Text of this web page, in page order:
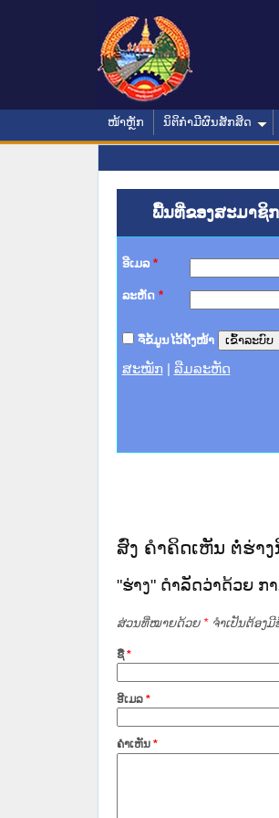
ໜ້າຫຼັກ ນິຕິກໍາມີຜົນສັກສິດ
ພື້ນທີ່ຂອງສະມາຊິກ
ອີເມລ *
ລະຫັດ *
ຈື່ຂໍ້ມູນໄວ້ຄັ້ງໜ້າ
ສະໝັກ ລືມລະຫັດ
ານສະພາປະຊາຊົນ ພາກເໜືອ
ທາງລັດຖະການ
ສຳລັບ ພາກກາງ
ສຳລັບ ພາກໃຕ້
ວິທະຍາຄານຕຳຫຼວດປະຊາຊົນ
ວິທະຍາຄານສັນຕິບານປະຊາຊົນ
າຍເຫດທາງລັດຖະການໃຫ້ຜູ້ປະສາ
ຂັ້ນແຂວງພາກເໜືອ
ານສະພາປະຊາຊົນ ພາກກາງ
ສົ່ງ ຄໍາຄິດເຫັນ ຕໍ່ຮ່າງ
"ຮ່າງ" ດຳລັດວ່າດ້ວຍ ກ
ສ່ວນທີ່ໝາຍດ້ວຍ *ຈໍາເປັນຕ້ອງມີ
ຊື່*
ອີເມລ *
ຄໍາເຫັນ *